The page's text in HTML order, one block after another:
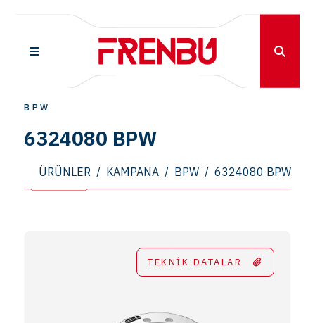
BPW
6324080 BPW
ÜRÜNLER / KAMPANA / BPW / 6324080 BPW
TEKNİK DATALAR